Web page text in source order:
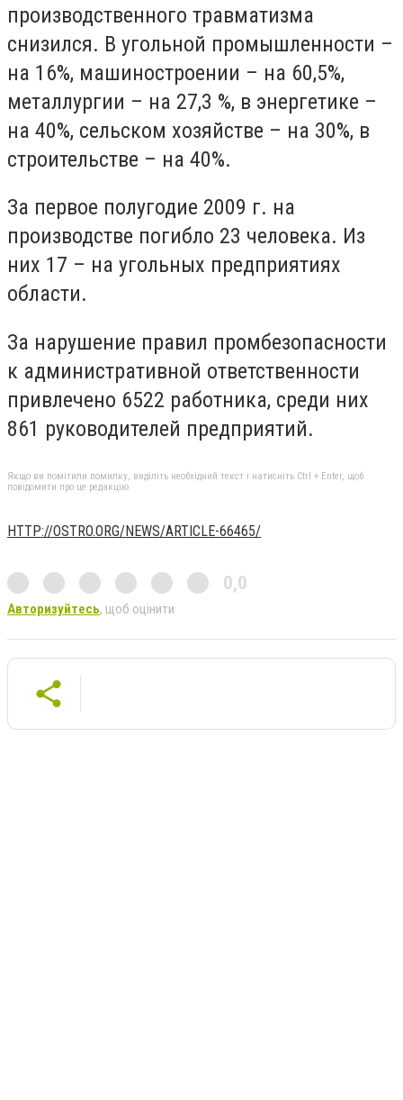
производственного травматизма
снизился. В угольной промышленности –
на 16%, машиностроении – на 60,5%,
металлургии – на 27,3 %, в энергетике –
на 40%, сельском хозяйстве – на 30%, в
строительстве – на 40%.
За первое полугодие 2009 г. на
производстве погибло 23 человека. Из
них 17 – на угольных предприятиях
области.
За нарушение правил промбезопасности
к административной ответственности
привлечено 6522 работника, среди них
861 руководителей предприятий.
Якщо ви помітили помилку, виділіть необхідний текст і натисніть Ctrl + Enter, щоб
повідомити про це редакцію
HTTP://OSTRO.ORG/NEWS/ARTICLE-66465/
0,0
Авторизуйтесь, щоб оцінити